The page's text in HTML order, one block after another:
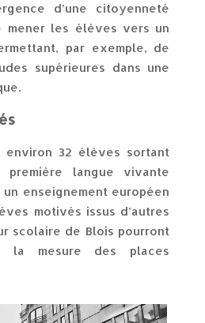
d’une citoyenneté
mener les élèves vers un
par exemple, de
supérieures dans une
environ 32 élèves sortant
langue vivante
enseignement européen
motivés issus d’autres
scolaire de Blois pourront
la mesure des places